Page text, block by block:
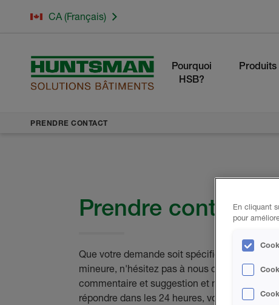
Pourquoi
HSB?
Produits
PRENDRE CONTACT
Prendre contact
Que votre demande soit spécifique ou
mineure, n'hésitez pas à nous contacter.
commentaire et suggestion et nous nous
répondre dans les 24 heures, voire plus tôt.
CA (Français)
En cliquant
pour